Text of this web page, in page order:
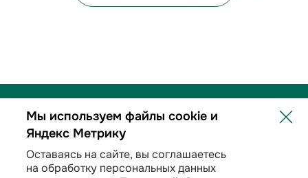
Политика обработки персональных данных
Договорные условия
Мы используем файлы cookie и
Яндекс Метрику
Оставаясь на сайте, вы соглашаетесь
на обработку персональных данных